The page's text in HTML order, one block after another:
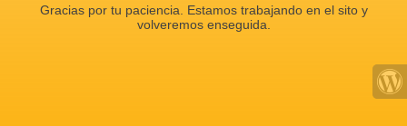
Gracias por tu paciencia. Estamos trabajando en el sito y
volveremos enseguida.